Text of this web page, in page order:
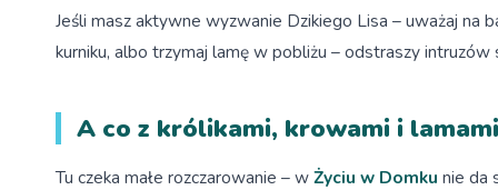
Jeśli masz aktywne wyzwanie Dzikiego Lisa – uważaj na
kurniku, albo trzymaj lamę w pobliżu – odstraszy
A co z królikami, krowami i
Tu czeka małe rozczarowanie – wŻyciu w Domku nie da